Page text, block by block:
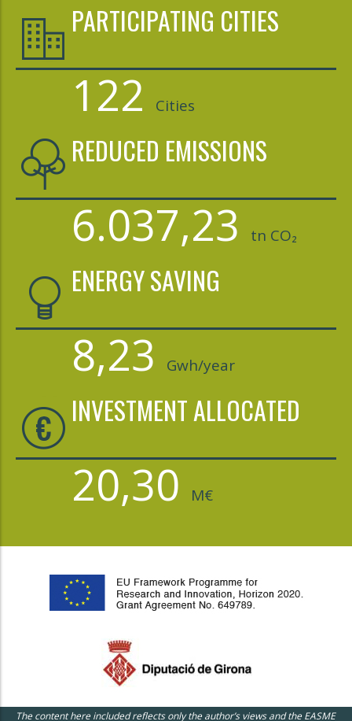
PARTICIPATING CITIES
122 Cities
REDUCED EMISSIONS
6.037,23 tn CO₂
ENERGY SAVING
8,23 Gwh/year
INVESTMENT ALLOCATED
20,30 M€
The content here included reflects only the author’s views and the EASME